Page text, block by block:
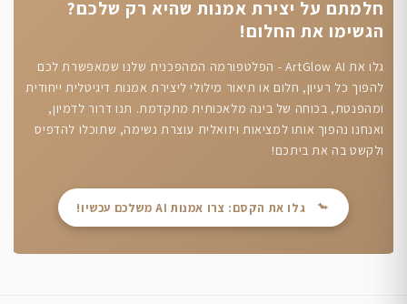
חלמתם על יצירת אמנות שהיא רק שלכם?
הגשימו את החלום!
גלו את ArtGlow AI - הפלטפורמה המהפכנית שלנו שמאפשרת לכם
להפוך כל רעיון, חלום או תיאור מילולי ליצירת אמנות דיגיטלית ייחודית
ומהפנטת, בכוחה של בינה מלאכותית מתקדמת. תנו דרור לדמיון,
ואנחנו נהפוך אותו למציאות ויזואלית עוצרת נשימה, שתוכלו להדפיס
ולקשט בה את ביתכם!
גלו את הקסם: צרו אמנות AI משלכם עכשיו!